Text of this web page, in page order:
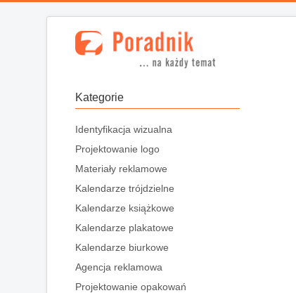
Kategorie
Identyfikacja wizualna
Projektowanie logo
Materiały reklamowe
Kalendarze trójdzielne
Kalendarze książkowe
Kalendarze plakatowe
Kalendarze biurkowe
Agencja reklamowa
Projektowanie opakowań